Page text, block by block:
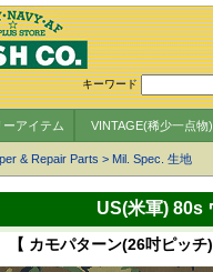
キーワード
アイテム VINTAGE(稀少一点物)
& Repair Parts > Mil. Spec. 生地
US(米軍) 80s
【 カモパターン(26吋ピッチ)